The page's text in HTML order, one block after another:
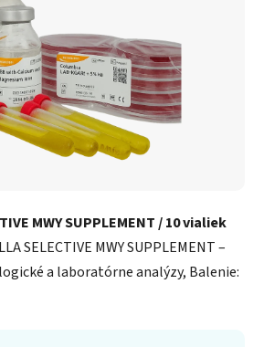
MWY SUPPLEMENT / 10 vialiek
SELECTIVE MWY SUPPLEMENT –
a laboratórne analýzy, Balenie: